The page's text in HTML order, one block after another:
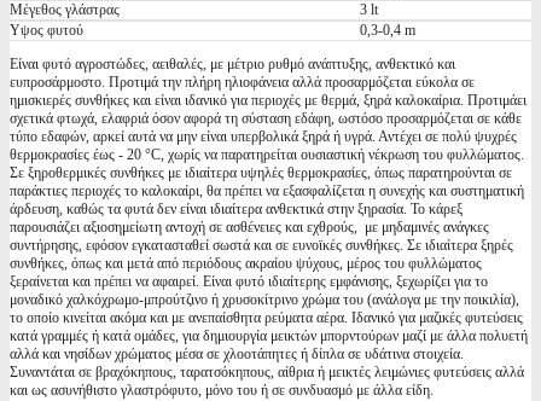
Μέγεθος γλάστρας
3 lt
Υψος φυτού
0,3-0,4 m
Είναι φυτό αγροστώδες, αειθαλές, με μέτριο ρυθμό ανάπτυξης, ανθεκτικό και
ευπροσάρμοστο. Προτιμά την πλήρη ηλιοφάνεια αλλά προσαρμόζεται εύκολα σε
ημισκιερές συνθήκες και είναι ιδανικό για περιοχές με θερμά, ξηρά καλοκαίρια. Προτιμάει
σχετικά φτωχά, ελαφριά όσον αφορά τη σύσταση εδάφη, ωστόσο προσαρμόζεται σε κάθε
τύπο εδαφών, αρκεί αυτά να μην είναι υπερβολικά ξηρά ή υγρά. Αντέχει σε πολύ ψυχρές
θερμοκρασίες έως - 20 °C, χωρίς να παρατηρείται ουσιαστική νέκρωση του φυλλώματος.
Σε ξηροθερμικές συνθήκες με ιδιαίτερα υψηλές θερμοκρασίες, όπως παρατηρούνται σε
παράκτιες περιοχές το καλοκαίρι, θα πρέπει να εξασφαλίζεται η συνεχής και συστηματική
άρδευση, καθώς τα φυτά δεν είναι ιδιαίτερα ανθεκτικά στην ξηρασία. Το κάρεξ
παρουσιάζει αξιοσημείωτη αντοχή σε ασθένειες και εχθρούς, με μηδαμινές ανάγκες
συντήρησης, εφόσον εγκατασταθεί σωστά και σε ευνοϊκές συνθήκες. Σε ιδιαίτερα ξηρές
συνθήκες, όπως και μετά από περιόδους ακραίου ψύχους, μέρος του φυλλώματος
ξεραίνεται και πρέπει να αφαιρεί. Είναι φυτό ιδιαίτερης εμφάνισης, ξεχωρίζει για το
μοναδικό χαλκόχρωμο-μπρούτζινο ή χρυσοκίτρινο χρώμα του (ανάλογα με την ποικιλία),
το οποίο κινείται ακόμα και με ανεπαίσθητα ρεύματα αέρα. Ιδανικό για μαζικές φυτεύσεις
κατά γραμμές ή κατά ομάδες, για δημιουργία μεικτών μπορντούρων μαζί με άλλα πολυετή
αλλά και νησίδων χρώματος μέσα σε χλοοτάπητες ή δίπλα σε υδάτινα στοιχεία.
Συναντάται σε βραχόκηπους, ταρατσόκηπους, αίθρια ή μεικτές λειμώνιες φυτεύσεις αλλά
και ως ασυνήθιστο γλαστρόφυτο, μόνο του ή σε συνδυασμό με άλλα είδη.